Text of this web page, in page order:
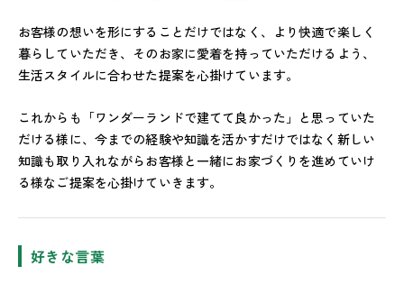
お客様の想いを形にすることだけではなく、より快適で楽しく
暮らしていただき、そのお家に愛着を持っていただけるよう、
生活スタイルに合わせた提案を心掛けています。
これからも「ワンダーランドで建てて良かった」と思っていた
だける様に、今までの経験や知識を活かすだけではなく新しい
知識も取り入れながらお客様と一緒にお家づくりを進めていけ
る様なご提案を心掛けていきます。
好きな言葉